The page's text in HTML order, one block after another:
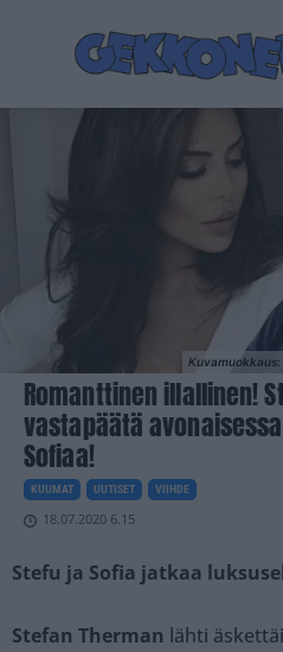
Romanttinen illallinen!
vastapäätä
Sofiaa!
KUUMAT UUTISET VIIHDE
18.07.2020 6.15
Stefu ja Sofia jatkaa
Stefan Therman lähti